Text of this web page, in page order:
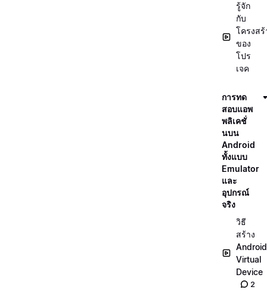
รู้จัก
กับ
โครงสร้
ของ
โปร
เจค
การทด
สอบแอพ
พลิเคชั่
นบน
Android
ทั้งแบบ
Emulator
และ
อุปกรณ์
จริง
วิธี
สร้าง
Android
Virtual
Device
2